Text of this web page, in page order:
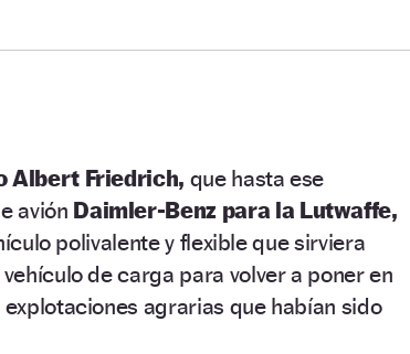
Albert Friedrich, que hasta ese
avión Daimler-Benz para la Lutwaffe,
polivalente y flexible que sirviera
de carga para volver a poner en
agrarias que habían sido